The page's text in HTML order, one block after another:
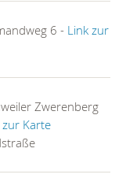
6 - Link zur
Zwerenberg
zur Karte